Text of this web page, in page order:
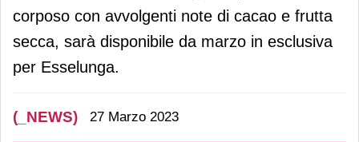
corposo con avvolgenti note di cacao e frutta
secca, sarà disponibile da marzo in esclusiva
per Esselunga.
(_NEWS) 27 Marzo 2023